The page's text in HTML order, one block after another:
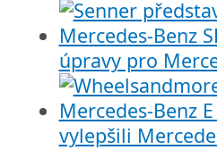
úpravy pro
vylepšili